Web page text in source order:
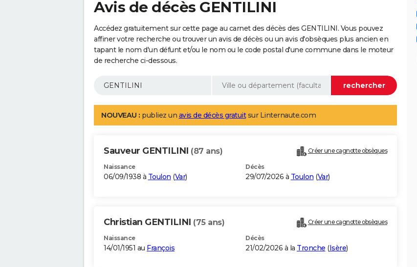
Avis de décès GENTILINI
Accédez gratuitement sur cette page au carnet des décès des GENTILINI. Vous pouvez
affiner votre recherche ou trouver un avis de décès ou un avis d'obsèques plus ancien en
tapant le nom d'un défunt et/ou le nom ou le code postal d'une commune dans le moteur
de recherche ci-dessous.
NOUVEAU : publiez un avis de décès gratuitsur Linternaute.com
Sauveur GENTILINI (87 ans) Créer une cagnotte obsèques
Naissance
06/09/1938 à Toulon (Var)
Décès
29/07/2026 à Toulon (Var)
Christian GENTILINI (75 ans) Créer une cagnotte obsèques
Naissance
14/01/1951 au François
Décès
21/02/2026 à la Tronche (Isère)